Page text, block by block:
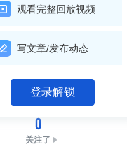
观看完整回放视频
写文章/发布动态
登录解锁
关注
0
关注了